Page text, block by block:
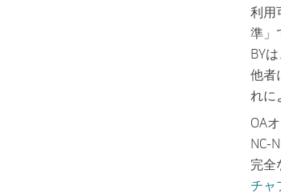
利用
準」
BY
他者
れに
OA
NC-
完全
チャ